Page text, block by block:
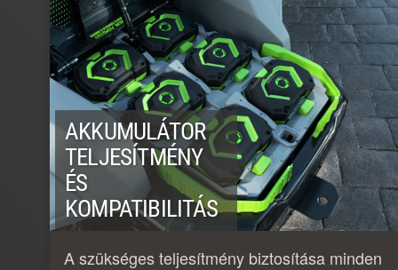
AKKUMULÁTOR
TELJESÍTMÉNY
ÉS
KOMPATIBILITÁS
A szükséges teljesítmény biztosítása minden